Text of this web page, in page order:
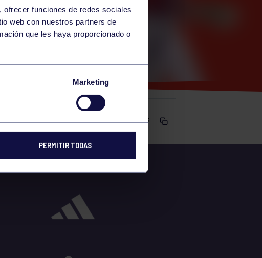
funciones de redes sociales
web con nuestros partners de
que les haya proporcionado o
Marketing
PERMITIR TODAS
Comparte